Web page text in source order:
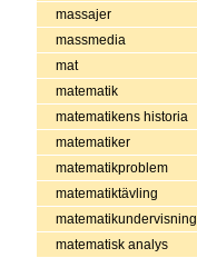
massajer
massmedia
mat
matematik
matematikens historia
matematiker
matematikproblem
matematiktävling
matematikundervisning
matematisk analys